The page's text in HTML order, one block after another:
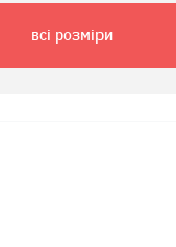
всі розміри